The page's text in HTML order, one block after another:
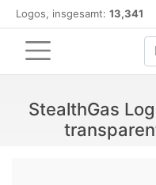
Logos, insgesamt: 13,341
StealthGas